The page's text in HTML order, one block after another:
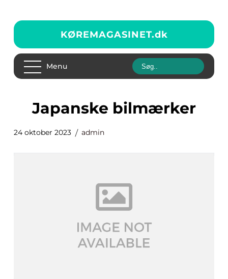
KØREMAGASINET.dk
Menu
japanske bilmærker
24 oktober 2023 admin